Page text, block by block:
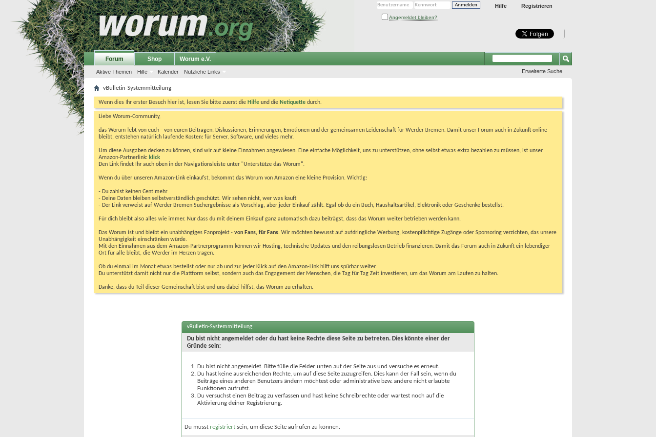
Registrieren
Hilfe
Angemeldet bleiben?
Forum
Aktive Themen Hilfe Kalender Nützliche Links
Shop Worum e.V.
Erweiterte Suche
vBulletin-Systemmitteilung
Wenn dies Ihr erster Besuch hier ist, lesen Sie bitte zuerst die Hilfe und die Netiquette durch.
Liebe Worum-Community,
das Worum lebt von euch - von euren Beiträgen, Diskussionen, Erinnerungen, Emotionen und der gemeinsamen Leidenschaft für Werder Bremen. Damit unser Forum auch in Zukunft online
bleibt, entstehen natürlich laufende Kosten: für Server, Software, und vieles mehr.
Um diese Ausgaben decken zu können, sind wir auf kleine Einnahmen angewiesen. Eine einfache Möglichkeit, uns zu unterstützen, ohne selbst etwas extra bezahlen zu müssen, ist unser
Amazon-Partnerlink: klick
Den Link findet Ihr auch oben in der Navigationsleiste unter "Unterstütze das Worum".
Wenn du über unseren Amazon-Link einkaufst, bekommt das Worum von Amazon eine kleine Provision. Wichtig:
- Du zahlst keinen Cent mehr
- Deine Daten bleiben selbstverständlich geschützt. Wir sehen nicht, wer was kauft
- Der Link verweist auf Werder Bremen Suchergebnisse als Vorschlag, aber jeder Einkauf zählt. Egal ob du ein Buch, Haushaltsartikel, Elektronik oder Geschenke bestellst.
Für dich bleibt also alles wie immer. Nur dass du mit deinem Einkauf ganz automatisch dazu beiträgst, dass das Worum weiter betrieben werden kann.
Das Worum ist und bleibt ein unabhängiges Fanprojekt - von Fans, für Fans. Wir möchten bewusst auf aufdringliche Werbung, kostenpflichtige Zugänge oder Sponsoring verzichten, das unsere
Unabhängigkeit einschränken würde.
Mit den Einnahmen aus dem Amazon-Partnerprogramm können wir Hosting, technische Updates und den reibungslosen Betrieb finanzieren. Damit das Forum auch in Zukunft ein lebendiger
Ort für alle bleibt, die Werder im Herzen tragen.
Ob du einmal im Monat etwas bestellst oder nur ab und zu: jeder Klick auf den Amazon-Link hilft uns spürbar weiter.
Du unterstützt damit nicht nur die Plattform selbst, sondern auch das Engagement der Menschen, die Tag für Tag Zeit investieren, um das Worum am Laufen zu halten.
Danke, dass du Teil dieser Gemeinschaft bist und uns dabei hilfst, das Worum zu erhalten.
vBulletin-Systemmitteilung
Du bist nicht angemeldet oder du hast keine Rechte diese Seite zu betreten. Dies könnte einer der
Gründe sein:
Du bist nicht angemeldet. Bitte fülle die Felder unten auf der Seite aus und versuche es erneut.
Du hast keine ausreichenden Rechte, um auf diese Seite zuzugreifen. Dies kann der Fall sein, wenn du
Beiträge eines anderen Benutzers ändern möchtest oder administrative bzw. andere nicht erlaubte
Funktionen aufrufst.
Du versuchst einen Beitrag zu verfassen und hast keine Schreibrechte oder wartest noch auf die
Aktivierung deiner Registrierung.
Du musst registriert sein, um diese Seite aufrufen zu können.